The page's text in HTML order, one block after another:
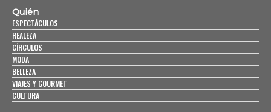
Quién
ESPECTÁCULOS
REALEZA
CÍRCULOS
MODA
BELLEZA
VIAJES Y GOURMET
CULTURA